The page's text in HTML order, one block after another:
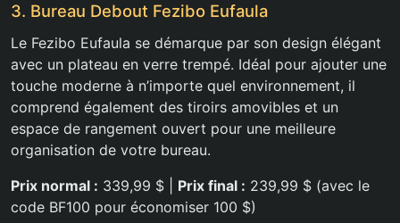
3. Bureau Debout Fezibo Eufaula
Le Fezibo Eufaula se démarque par son design élégant
avec un plateau en verre trempé. Idéal pour ajouter une
touche moderne à n’importe quel environnement, il
comprend également des tiroirs amovibles et un
espace de rangement ouvert pour une meilleure
organisation de votre bureau.
Prix normal : 339,99 $ | Prix final : 239,99 $ (avec le
code BF100 pour économiser 100 $)